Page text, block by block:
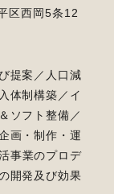
区西岡5条12
提案／人口減
体制構築／ イ
ソフト整備／
画・制作・運
事業のプロデ
開発及び効果